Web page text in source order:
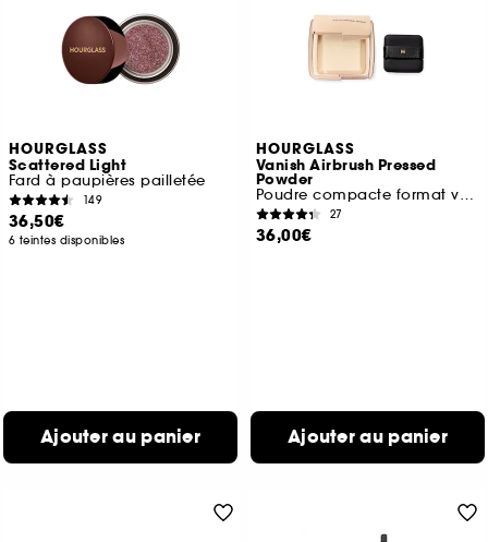
HOURGLASS
Scattered Light
Fard à paupières pailletée
149
36,50€
6 teintes disponibles
Ajouter au panier
HOURGLASS
Vanish Airbrush Pressed
Powder
Poudre compacte format voyage
27
36,00€
Ajouter au panier